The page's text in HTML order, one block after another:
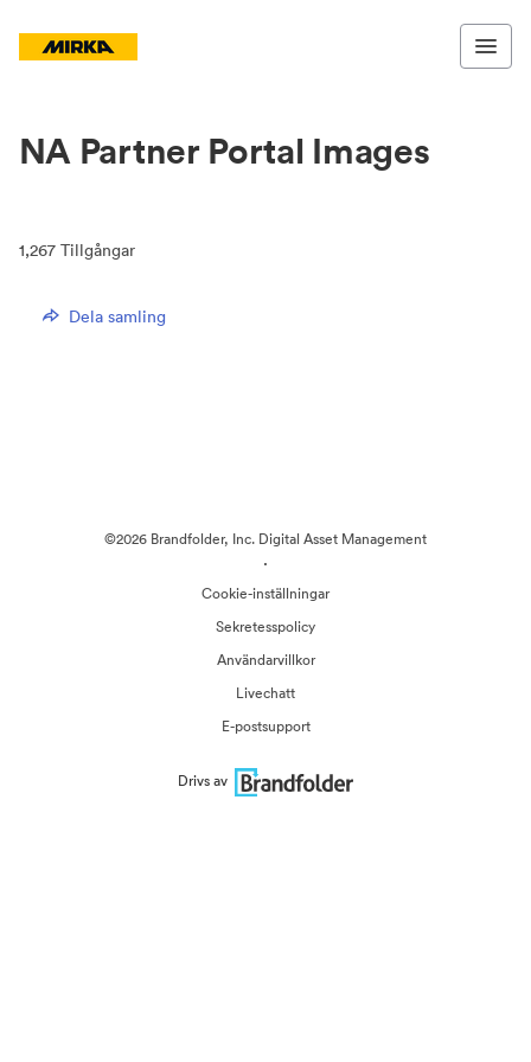
NA Partner Portal Images
1,267 Tillgångar
Dela samling
©2026 Brandfolder, Inc. Digital Asset Management
·
Cookie-inställningar
Sekretesspolicy
Användarvillkor
Livechatt
E-postsupport
Drivs av